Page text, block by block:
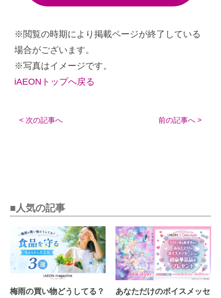
※閲覧の時期により掲載ページが終了している
場合がございます。
※写真はイメージです。
iAEONトップへ戻る
< 次の記事へ 前の記事へ >
■人気の記事
梅雨の買い物どうしてる？
あなただけのボイスメッセ